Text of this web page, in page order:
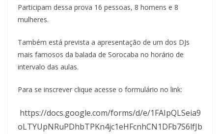
Participam dessa prova 16 pessoas, 8 homens e 8
mulheres.
Também está prevista a apresentação de um dos DJs
mais famosos da balada de Sorocaba no horário de
intervalo das aulas.
Para se inscrever clique acesse o formulário no link:
https://docs.google.com/forms/d/e/1FAIpQLSeia9
oLTYUpNRuPDhbTPKn4jc1eHFcnhCN1DFb7S6lfJb